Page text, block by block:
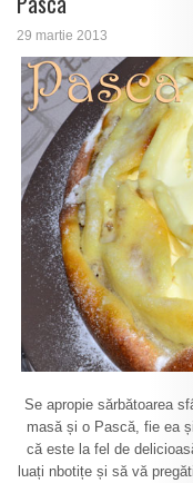
29 martie 2013
Se apropie sărbătoarea
masă și o Pască, fie ea
că este la fel de
luați nbotițe și să vă